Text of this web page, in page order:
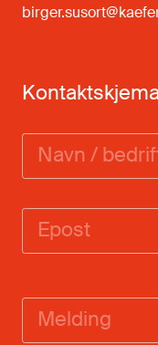
Navn
bedrift
Email
Melding